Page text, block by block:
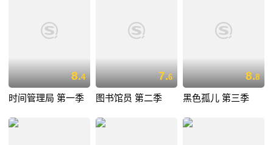
8.4
时间管理局 第一季
7.6
图书馆员 第二季
8.8
黑色孤儿 第三季